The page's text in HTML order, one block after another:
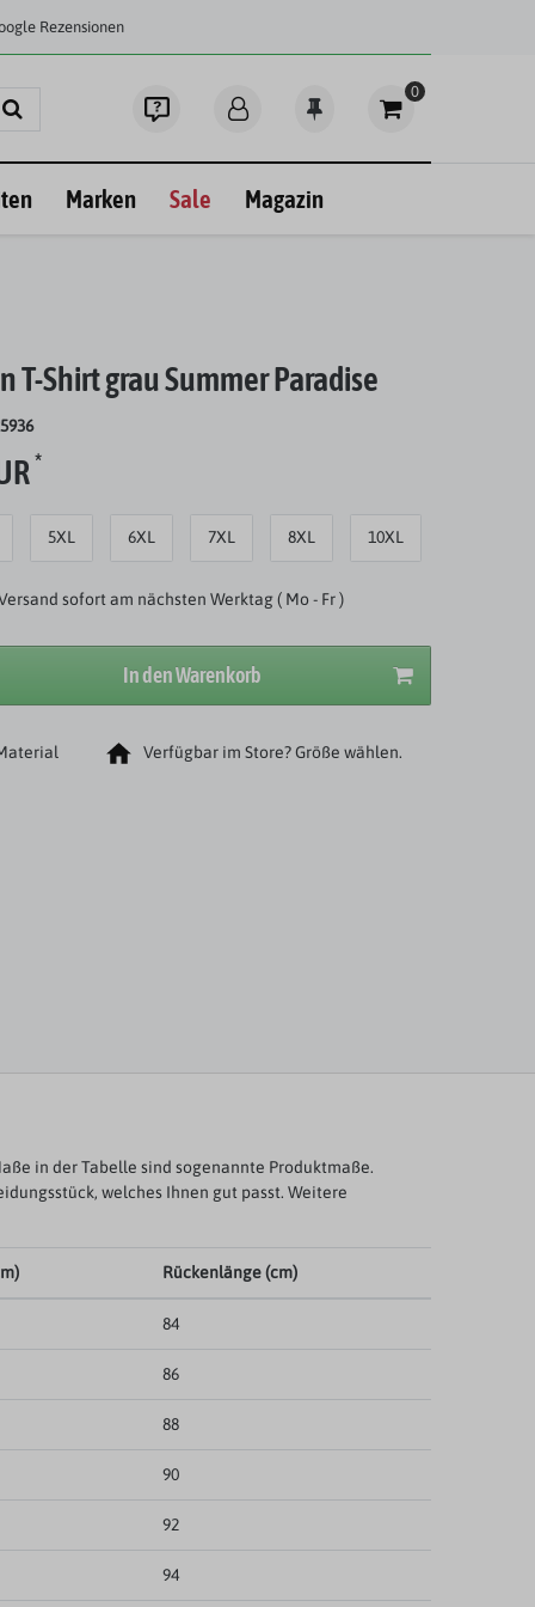
Rezensionen
0
Marken Sale Magazin
T-Shirt grau Summer Paradise
*
5XL 6XL 7XL 8XL 10XL
sofort am nächsten Werktag ( Mo - Fr )
In den Warenkorb
Verfügbar im Store? Größe wählen.
in der Tabelle sind sogenannte Produktmaße.
welches Ihnen gut passt. Weitere
Rückenlänge (cm)
84
86
88
90
92
94